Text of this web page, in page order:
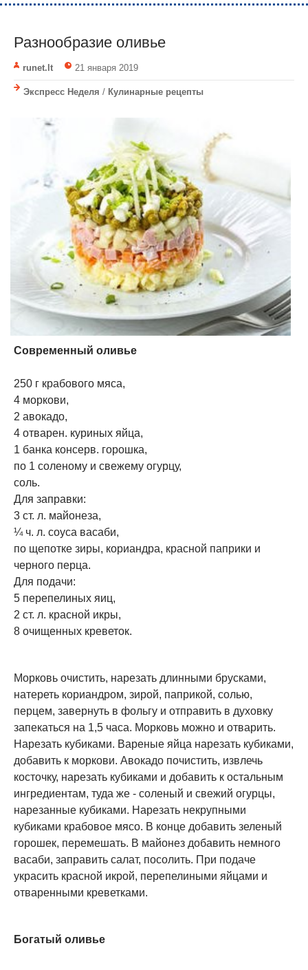
Разнообразие оливье
runet.lt 21 января 2019
Экспресс Неделя / Кулинарные рецепты
Современный оливье
250 г крабового мяса,
4 моркови,
2 авокадо,
4 отварен. куриных яйца,
1 банка консерв. горошка,
по 1 соленому и свежему огурцу,
соль.
Для заправки:
3 ст. л. майонеза,
¼ ч. л. соуса васаби,
по щепотке зиры, кориандра, красной паприки и
черного перца.
Для подачи:
5 перепелиных яиц,
2 ст. л. красной икры,
8 очищенных креветок.
Морковь очистить, нарезать длинными брусками,
натереть кориандром, зирой, паприкой, солью,
перцем, завернуть в фольгу и отправить в духовку
запекаться на 1,5 часа. Морковь можно и отварить.
Нарезать кубиками. Вареные яйца нарезать кубиками,
добавить к моркови. Авокадо почистить, извлечь
косточку, нарезать кубиками и добавить к остальным
ингредиентам, туда же - соленый и свежий огурцы,
нарезанные кубиками. Нарезать некрупными
кубиками крабовое мясо. В конце добавить зеленый
горошек, перемешать. В майонез добавить немного
васаби, заправить салат, посолить. При подаче
украсить красной икрой, перепелиными яйцами и
отваренными креветками.
Богатый оливье